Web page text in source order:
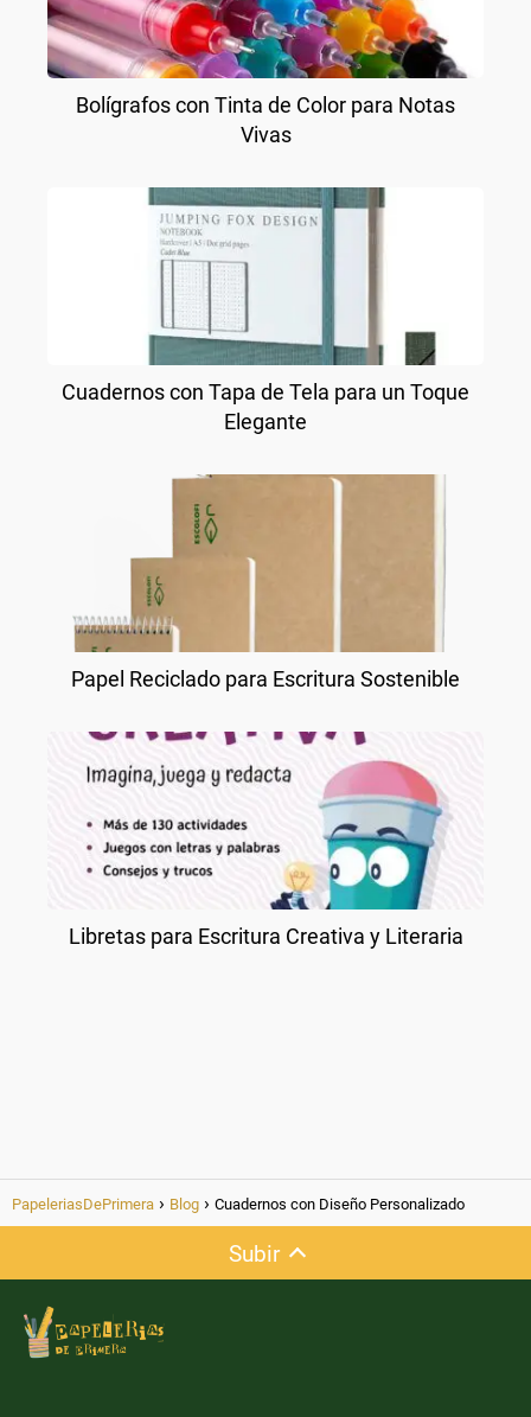
Bolígrafos con Tinta de Color para Notas
Vivas
Cuadernos con Tapa de Tela para un Toque
Elegante
Papel Reciclado para Escritura Sostenible
Libretas para Escritura Creativa y Literaria
PapeleriasDePrimera Blog Cuadernos con Diseño Personalizado
Subir